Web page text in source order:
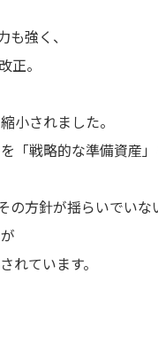
強く、
正。
小されました。
「戦略的な準備資産」
方針が揺らいでいな
れています。